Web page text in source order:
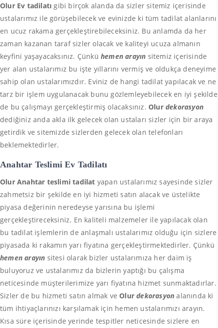
Olur Ev tadilatı gibi birçok alanda da sizler sitemiz içerisinde
ustalarımız ile görüşebilecek ve evinizde ki tüm tadilat alanlarını
en ucuz rakama gerçekleştirebileceksiniz. Bu anlamda da her
zaman kazanan taraf sizler olacak ve kaliteyi ucuza almanın
keyfini yaşayacaksınız. Çünkü hemen arayın sitemiz içerisinde
yer alan ustalarımız bu işte yıllarını vermiş ve oldukça deneyime
sahip olan ustalarımızdır. Eviniz de hangi tadilat yapılacak ve ne
tarz bir işlem uygulanacak bunu gözlemleyebilecek en iyi şekilde
de bu çalışmayı gerçekleştirmiş olacaksınız.Olurdekorasyon
dediğiniz anda akla ilk gelecek olan ustaları sizler için bir araya
getirdik ve sitemizde sizlerden gelecek olan telefonları
beklemektedirler.
Anahtar Teslimi Ev Tadilatı
Olur Anahtar teslimi tadilat yapan ustalarımız sayesinde sizler
zahmetsiz bir şekilde en iyi hizmeti satın alacak ve üstelikte
piyasa değerinin neredeyse yarısına bu işlemi
gerçekleştireceksiniz. En kaliteli malzemeler ile yapılacak olan
bu tadilat işlemlerin de anlaşmalı ustalarımız olduğu için sizlere
piyasada ki rakamın yarı fiyatına gerçekleştirmektedirler. Çünkü
hemen arayın sitesi olarak bizler ustalarımıza her daim iş
buluyoruz ve ustalarımız da bizlerin yaptığı bu çalışma
neticesinde müşterilerimize yarı fiyatına hizmet sunmaktadırlar.
Sizler de bu hizmeti satın almak veOlur dekorasyon alanında ki
tüm ihtiyaçlarınızı karşılamak için hemen ustalarımızı arayın.
Kısa süre içerisinde yerinde tespitler neticesinde sizlere en